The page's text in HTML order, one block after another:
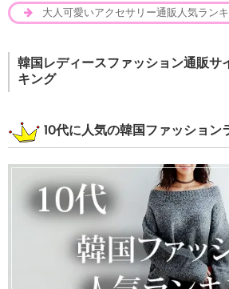
大人可愛いアクセサリー通販人気ラン
韓国レディースファッション通販サ
キング
10代に人気の韓国ファッション